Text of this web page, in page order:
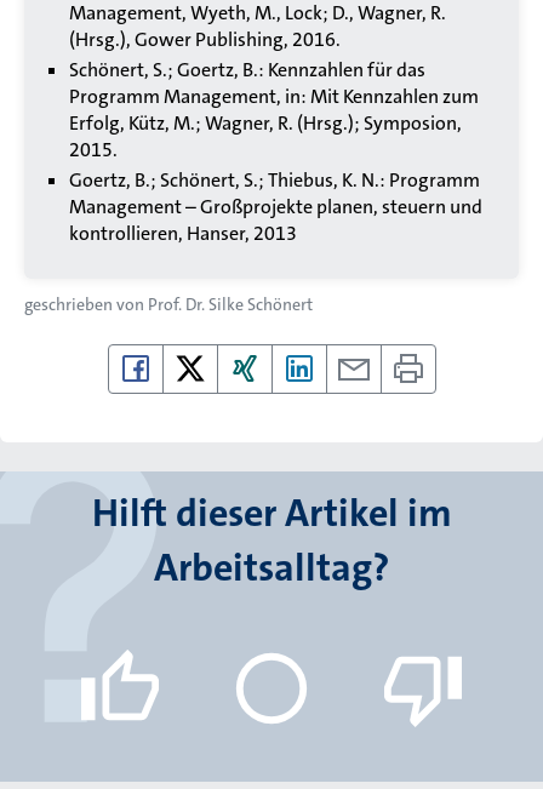
Management, Wyeth, M., Lock; D., Wagner, R.
(Hrsg.), Gower Publishing, 2016.
Schönert, S.; Goertz, B.: Kennzahlen für das
Programm Management, in: Mit Kennzahlen zum
Erfolg, Kütz, M.; Wagner, R. (Hrsg.); Symposion,
2015.
Goertz, B.; Schönert, S.; Thiebus, K. N.: Programm
Management – Großprojekte planen, steuern und
kontrollieren, Hanser, 2013
geschrieben von Prof. Dr. Silke Schönert
Hilft dieser Artikel im
Arbeitsalltag?